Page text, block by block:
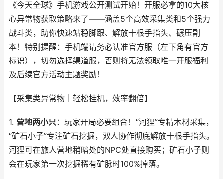
《今天全球》手机游戏公开测试开始！开服必拿的10大核
心异常物获取策略来了——涵盖5个高效采集类和5个强力
战斗类，助你快速站稳脚跟、解放十根手指头、碾压副
本！特别提醒：手机端请务必认准官方服（左下角有官方
标识），切勿选择渠道服，否则将无法领取唯一开服福利
及后续官方活动主题奖励！
【采集类异常物｜轻松挂机，效率翻倍】
1. 营地两小只 ：玩家开局必要组合！“河狸”专精木材采集，
“矿石小子”专注矿石挖掘，双人协作彻底解放十根手指头。
河狸可在旅人营地稍暗处的NPC处直接购买；矿石小子则
会在玩家第一次挖掘稀有矿脉时100%掉落。